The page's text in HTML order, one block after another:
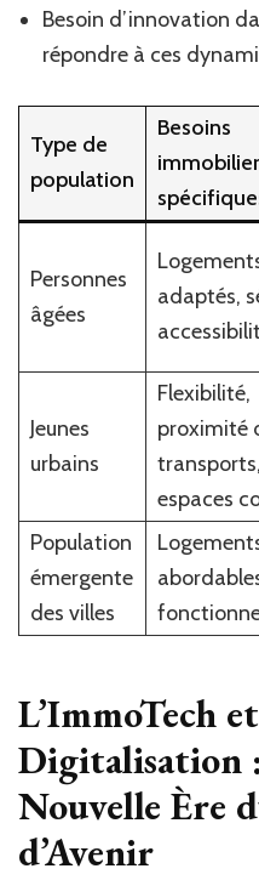
Besoin d’innovation
répondre à ces
Type de
population
Besoins
Personnes
âgées
adaptés,
Jeunes
urbains
Flexibilité,
proximité
transports,
espaces
Population
émergente
des villes
L’ImmoTech
Digitalisation
Nouvelle Ère
d’Avenir